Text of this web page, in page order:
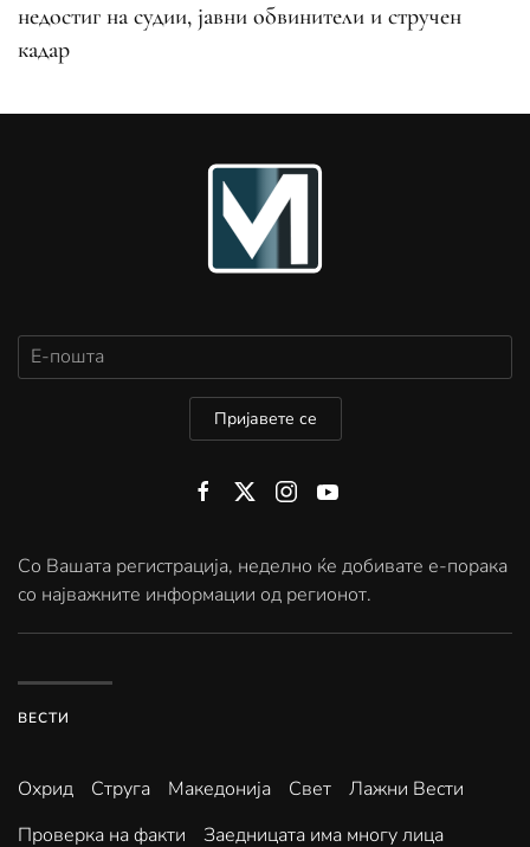
недостиг на судии, јавни обвинители и стручен
кадар
Пријавете се
Со Вашата регистрација, неделно ќе добивате е-порака
со најважните информации од регионот.
ВЕСТИ
Охрид Струга Македонија Свет
Лажни Вести
Проверка на факти
Заедницата има многу лица